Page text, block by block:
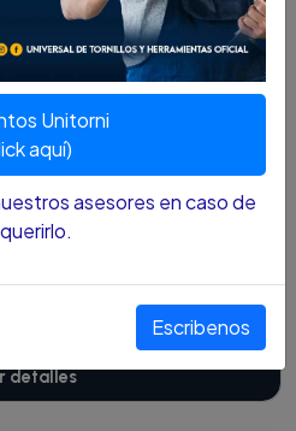
000
detalles
Unitorni
aquí)
asesores en caso de
Escribenos